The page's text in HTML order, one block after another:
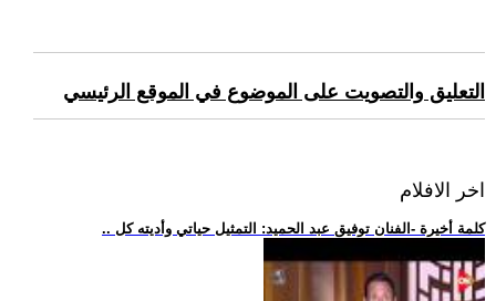
التعليق والتصويت على الموضوع في الموقع الرئيسي
اخر الافلام
.. كلمة أخيرة -الفنان توفيق عبد الحميد: التمثيل حياتي وأديته كل